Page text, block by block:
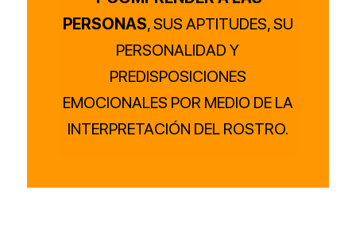
PERSONAS, SUS APTITUDES, SU
PERSONALIDAD Y
PREDISPOSICIONES
EMOCIONALES POR MEDIO DE LA
INTERPRETACIÓN DEL ROSTRO.